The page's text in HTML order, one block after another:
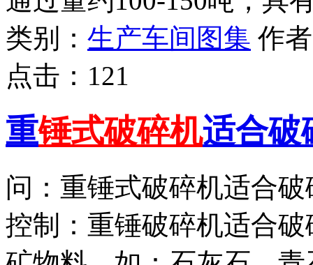
类别： 生产车间图集 作
点击： 121
重锤式破碎机适合破
问：重锤式破碎机适合
控制：重锤破碎机适合